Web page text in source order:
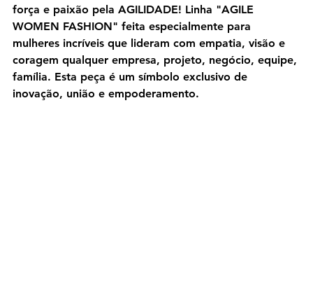
força e paixão pela AGILIDADE! Linha "AGILE
WOMEN FASHION" feita especialmente para
mulheres incríveis que lideram com empatia, visão e
coragem qualquer empresa, projeto, negócio, equipe,
família. Esta peça é um símbolo exclusivo de
inovação, união e empoderamento.